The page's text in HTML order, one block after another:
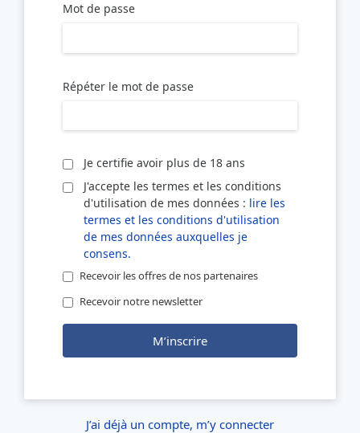
Mot de passe
Répéter le mot de passe
Je certifie avoir plus de 18 ans
J'accepte les termes et les conditions
d'utilisation de mes données : lire les
termes et les conditions d'utilisation
de mes données auxquelles je
consens.
Recevoir les offres de nos partenaires
Recevoir notre newsletter
M’inscrire
J’ai déjà un compte, m’y connecter